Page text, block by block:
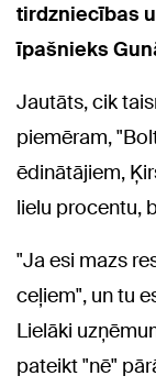
tirdzniecības
īpašnieks
Jautāts, cik
piemēram,
ēdinātājiem,
lielu procentu,
"Ja esi mazs
ceļiem", un tu
Lielāki
pateikt "nē"